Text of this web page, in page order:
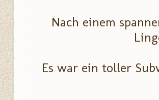
Nach einem
Es war ein toller